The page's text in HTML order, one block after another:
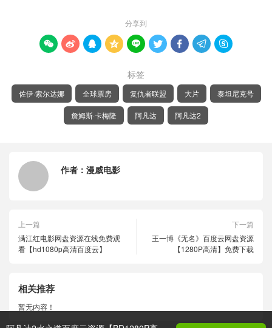
分享到
        
标签
佐伊·索尔达娜 全球票房 复仇者联盟 大片 泰坦尼克号
詹姆斯·卡梅隆 阿凡达 阿凡达2
作者： 漫威电影
上一篇
满江红电影网盘资源在线免费观
看【hd1080p高清百度云】
下一篇
王一博《无名》百度云网盘资源
【1280P高清】免费下载
相关推荐
暂无内容！